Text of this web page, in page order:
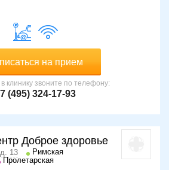
на прием
клинику звоните по телефону:
(495) 324-17-93
Доброе здоровье
13
Римская
Пролетарская